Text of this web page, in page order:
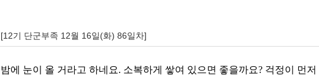
[12기 단군부족 12월 16일(화) 86일차]
밤에 눈이 올 거라고 하네요. 소복하게 쌓여 있으면 좋을까요? 걱정이 먼저